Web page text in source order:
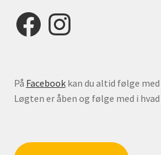
FacebookInstagram
På Facebookkan du altid følge
Løgten er åben og følge med i